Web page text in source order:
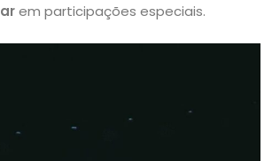
em participações especiais.